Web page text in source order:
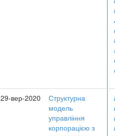
29-вер-2020
Структурна
модель
управління
корпорацією з